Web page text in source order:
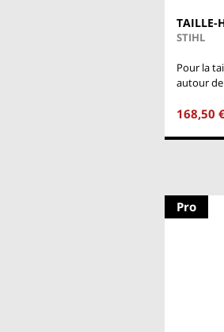
TAILLE-
STIHL
Pour la
autour
168,50
Pro